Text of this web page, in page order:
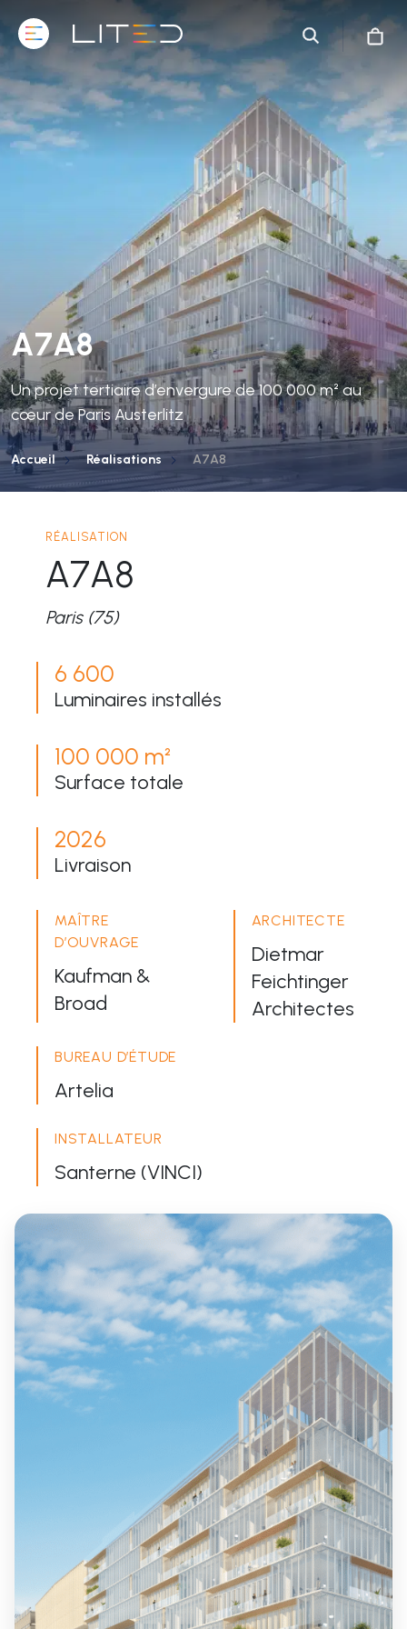
A7A8
Un projet tertiaire d’envergure de 100 000 m² au
cœur de Paris Austerlitz
Accueil Réalisations A7A8
RÉALISATION
A7A8
Paris (75)
6 600
Luminaires installés
100 000 m²
Surface totale
2026
Livraison
MAÎTRE
D’OUVRAGE
Kaufman &
Broad
ARCHITECTE
Dietmar
Feichtinger
Architectes
BUREAU D’ÉTUDE
Artelia
INSTALLATEUR
Santerne (VINCI)